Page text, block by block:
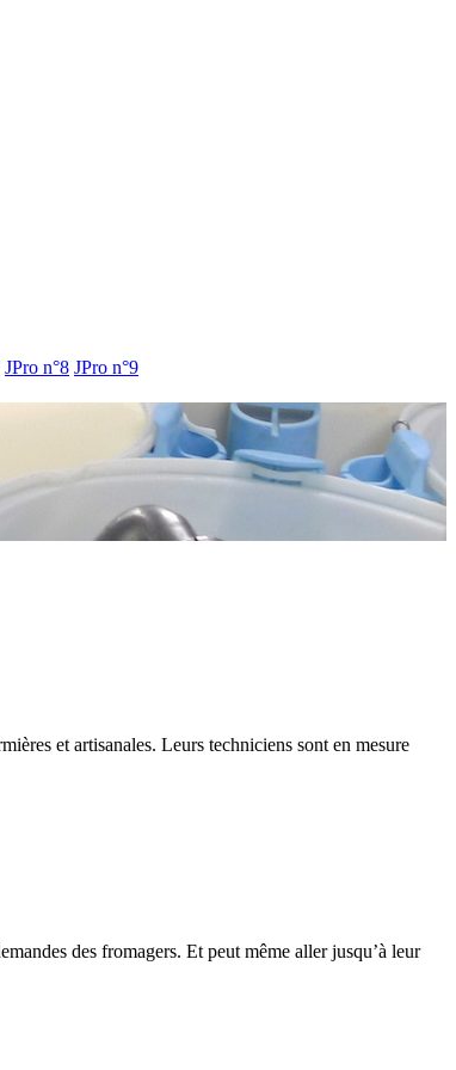
JPro n°8 JPro n°9
et artisanales. Leurs techniciens sont en mesure
des fromagers. Et peut même aller jusqu’à leur